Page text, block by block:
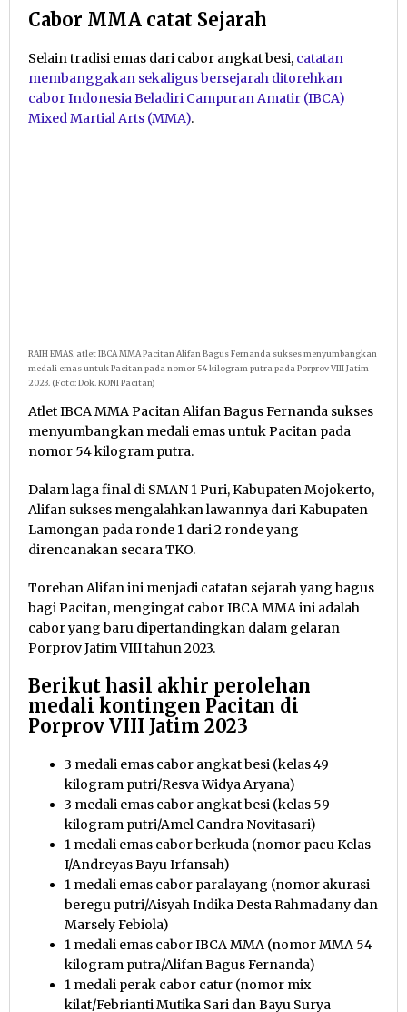
Cabor MMA catat Sejarah
Selain tradisi emas dari cabor angkat besi, catatan
membanggakan sekaligus bersejarah ditorehkan
cabor Indonesia Beladiri Campuran Amatir (IBCA)
Mixed Martial Arts (MMA).
RAIH EMAS. atlet IBCA MMA Pacitan Alifan Bagus Fernanda sukses menyumbangkan
medali emas untuk Pacitan pada nomor 54 kilogram putra pada Porprov VIII Jatim
2023. (Foto: Dok. KONI Pacitan)
Atlet IBCA MMA Pacitan Alifan Bagus Fernanda sukses
menyumbangkan medali emas untuk Pacitan pada
nomor 54 kilogram putra.
Dalam laga final di SMAN 1 Puri, Kabupaten Mojokerto,
Alifan sukses mengalahkan lawannya dari Kabupaten
Lamongan pada ronde 1 dari 2 ronde yang
direncanakan secara TKO.
Torehan Alifan ini menjadi catatan sejarah yang bagus
bagi Pacitan, mengingat cabor IBCA MMA ini adalah
cabor yang baru dipertandingkan dalam gelaran
Porprov Jatim VIII tahun 2023.
Berikut hasil akhir perolehan
medali kontingen Pacitan di
Porprov VIII Jatim 2023
3 medali emas cabor angkat besi (kelas 49
kilogram putri/Resva Widya Aryana)
3 medali emas cabor angkat besi (kelas 59
kilogram putri/Amel Candra Novitasari)
1 medali emas cabor berkuda (nomor pacu Kelas
I/Andreyas Bayu Irfansah)
1 medali emas cabor paralayang (nomor akurasi
beregu putri/Aisyah Indika Desta Rahmadany dan
Marsely Febiola)
1 medali emas cabor IBCA MMA (nomor MMA 54
kilogram putra/Alifan Bagus Fernanda)
1 medali perak cabor catur (nomor mix
kilat/Febrianti Mutika Sari dan Bayu Surya